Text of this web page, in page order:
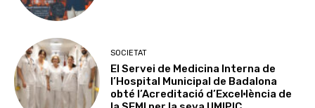
SOCIETAT
El Servei de Medicina Interna de
l’Hospital Municipal de Badalona
obté l’Acreditació d’Excel·lència de